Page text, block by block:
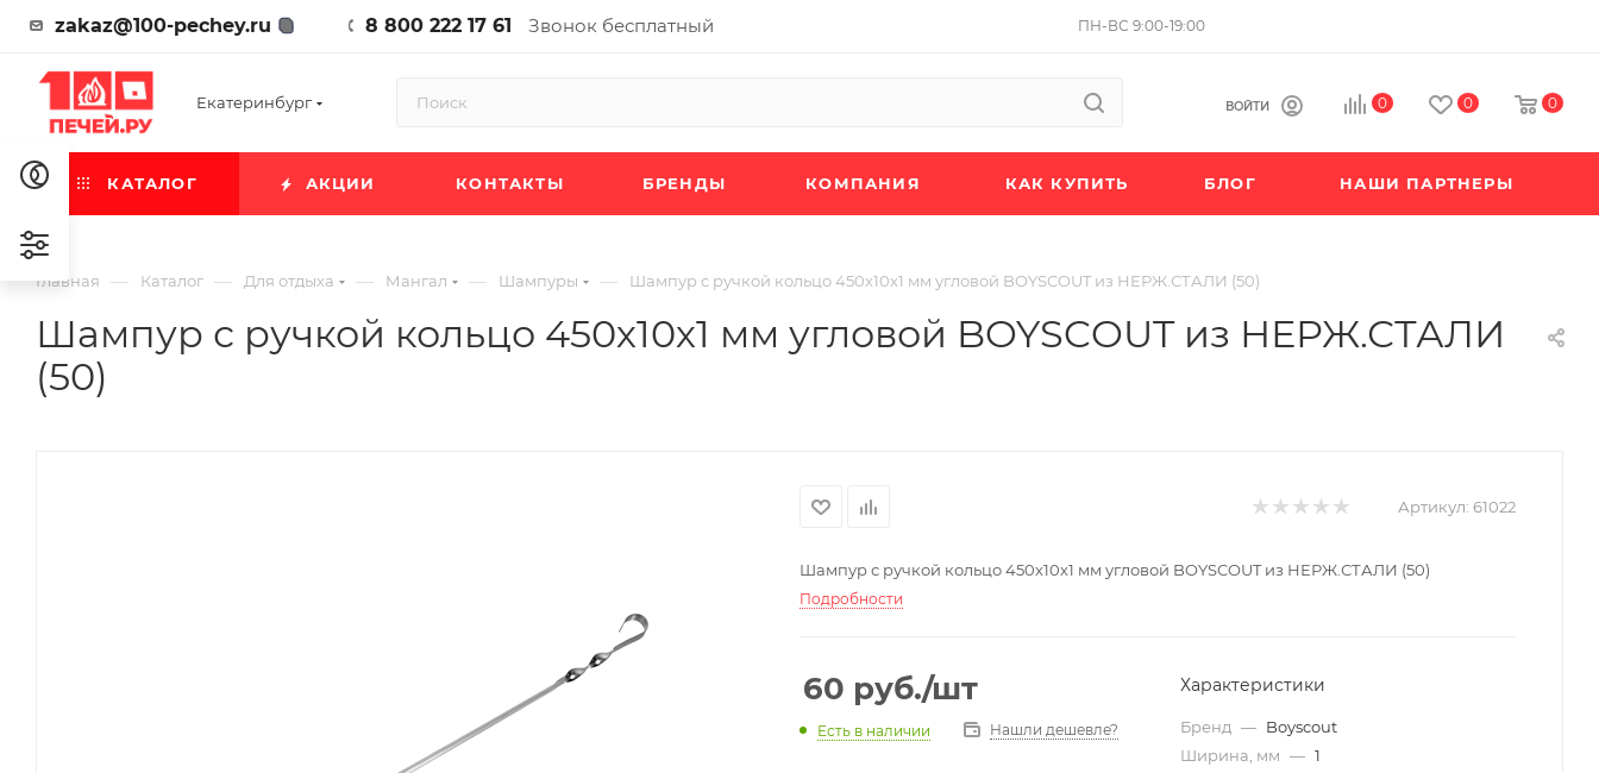
zakaz@100-pechey.ru 8 800 222 17 61 Звонок бесплатный ПН-ВС 9:00-19:00
Екатеринбург ВОЙТИ 0 0 0
КАТАЛОГ АКЦИИ КОНТАКТЫ БРЕНДЫ КОМПАНИЯ КАК КУПИТЬ БЛОГ НАШИ ПАРТНЕРЫ
Главная — Каталог — Для отдыха — Мангал — Шампуры — Шампур с ручкой кольцо 450х10х1 мм угловой BOYSCOUT из НЕРЖ.СТАЛИ (50)
Шампур с ручкой кольцо 450х10х1 мм угловой BOYSCOUT из НЕРЖ.СТАЛИ
(50)
Артикул: 61022
Шампур с ручкой кольцо 450х10х1 мм угловой BOYSCOUT из НЕРЖ.СТАЛИ (50)
Подробности
60 руб./шт
Есть в наличии Нашли дешевле?
Характеристики
Бренд — Boyscout
Ширина, мм — 1